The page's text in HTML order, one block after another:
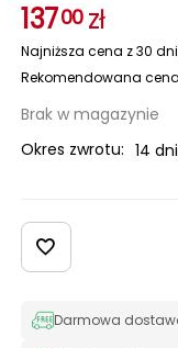
13700 zł
Najniższa cena z 30
Rekomendowana
Brak w magazynie
Okres zwrotu: 14 dni
Darmowa